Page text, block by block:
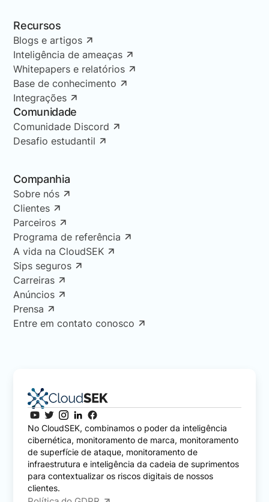
Recursos
Blogs e artigos
Inteligência de ameaças
Whitepapers e relatórios
Base de conhecimento
Integrações
Comunidade
Comunidade Discord
Desafio estudantil
Companhia
Sobre nós
Clientes
Parceiros
Programa de referência
A vida na CloudSEK
Sips seguros
Carreiras
Anúncios
Prensa
Entre em contato conosco
No CloudSEK, combinamos o poder da inteligência
cibernética, monitoramento de marca, monitoramento
de superfície de ataque, monitoramento de
infraestrutura e inteligência da cadeia de suprimentos
para contextualizar os riscos digitais de nossos
clientes.